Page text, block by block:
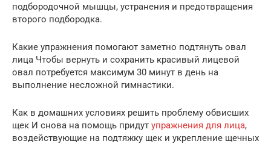
подбородочной мышцы, устранения и предотвращения
второго подбородка.
Какие упражнения помогают заметно подтянуть овал
лица Чтобы вернуть и сохранить красивый лицевой
овал потребуется максимум 30 минут в день на
выполнение несложной гимнастики.
Как в домашних условиях решить проблему обвисших
щек И снова на помощь придут упражнения для лица,
воздействующие на подтяжку щек и укрепление щечных